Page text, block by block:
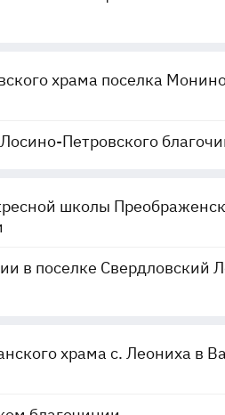
храма поселка
Петровского
школы
в поселке Свердловский
храма с. Леониха в